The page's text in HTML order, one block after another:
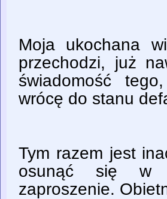
Moja ukochana
przechodzi, już
świadomość
wrócę do stanu
Tym razem jest
osunąć się w
zaproszenie.